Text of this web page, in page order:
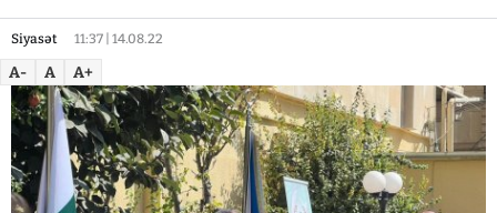
Siyasət 11:37 | 14.08.22
A- A A+